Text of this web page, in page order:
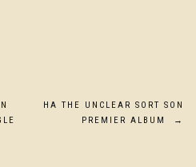
HA THE UNCLEAR SORT SON
PREMIER ALBUM
→